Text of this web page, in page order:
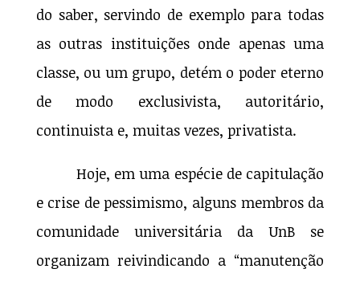
do saber, servindo de exemplo para todas
as outras instituições onde apenas uma
classe, ou um grupo, detém o poder eterno
de modo exclusivista, autoritário,
continuista e, muitas vezes, privatista.
Hoje, em uma espécie de capitulação
e crise de pessimismo, alguns membros da
comunidade universitária da UnB se
organizam reivindicando a “manutenção